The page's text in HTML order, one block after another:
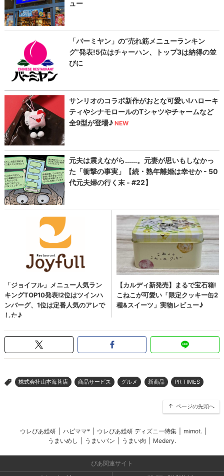
> 株式会社山本海苔店 商品サービス グルメ 新商品 PR TIMES
ページの先頭へ
ウレぴあ総研 ハピママ* ウレぴあ総研 ディズニー特集 mimot.
うまいめし
うまいパン うまい肉 Medery.
ぴあ関連サイト